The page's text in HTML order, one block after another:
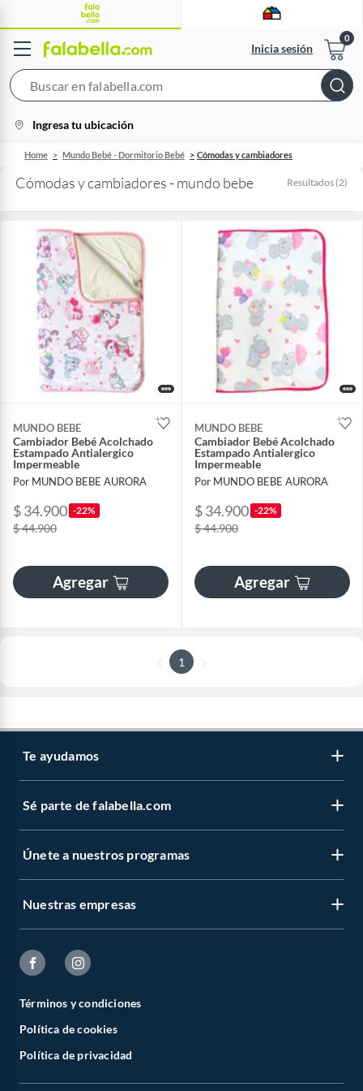
Inicia sesión
Bar
location-
icon
Ingresa tu ubicación
Home Mundo Bebé - Dormitorio Bebé Cómodas y cambiadores
Cómodas y cambiadores - mundo bebe Resultados (2)
MUNDO BEBE
Cambiador Bebé Acolchado
Estampado Antialergico
Impermeable
Por MUNDO BEBE AURORA
$ 34.900 -22%
$ 44.900
Agregar
MUNDO BEBE
Cambiador Bebé Acolchado
Estampado Antialergico
Impermeable
Por MUNDO BEBE AURORA
$ 34.900 -22%
$ 44.900
Agregar
1
Te ayudamos
Sé parte de falabella.com
Únete a nuestros programas
Nuestras empresas
Términos y condiciones
Política de cookies
Política de privacidad